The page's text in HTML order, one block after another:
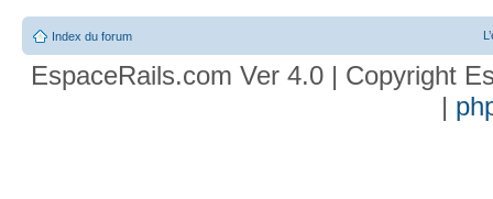
Index du forum
EspaceRails.com Ver 4.0 | Copyright
|